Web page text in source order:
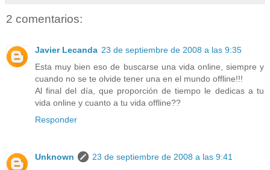
2 comentarios:
Javier Lecanda 23 de septiembre de 2008 a las 9:35
Esta muy bien eso de buscarse una vida online, siempre y
cuando no se te olvide tener una en el mundo offline!!!
Al final del día, que proporción de tiempo le dedicas a tu
vida online y cuanto a tu vida offline??
Responder
Unknown
23 de septiembre de 2008 a las 9:41